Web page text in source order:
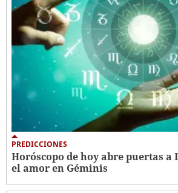
PREDICCIONES
Horóscopo de hoy abre puertas a
el amor en Géminis